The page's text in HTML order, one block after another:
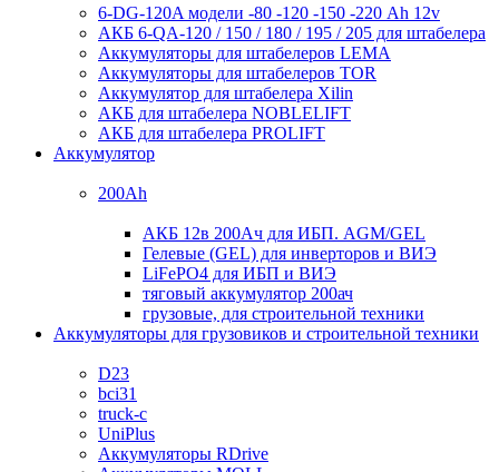
6-DG-120A модели -80 -120 -150 -220 Ah 12v
АКБ 6-QA-120 / 150 / 180 / 195 / 205 для штабелера
Аккумуляторы для штабелеров LEMA
Аккумуляторы для штабелеров TOR
Аккумулятор для штабелера Xilin
АКБ для штабелера NOBLELIFT
АКБ для штабелера PROLIFT
Аккумулятор
200Ah
АКБ 12в 200Ач для ИБП. AGM/GEL
Гелевые (GEL) для инверторов и ВИЭ
LiFePO4 для ИБП и ВИЭ
тяговый аккумулятор 200ач
грузовые, для строительной техники
Аккумуляторы для грузовиков и строительной техники
D23
bci31
truck-c
UniPlus
Аккумуляторы RDrive